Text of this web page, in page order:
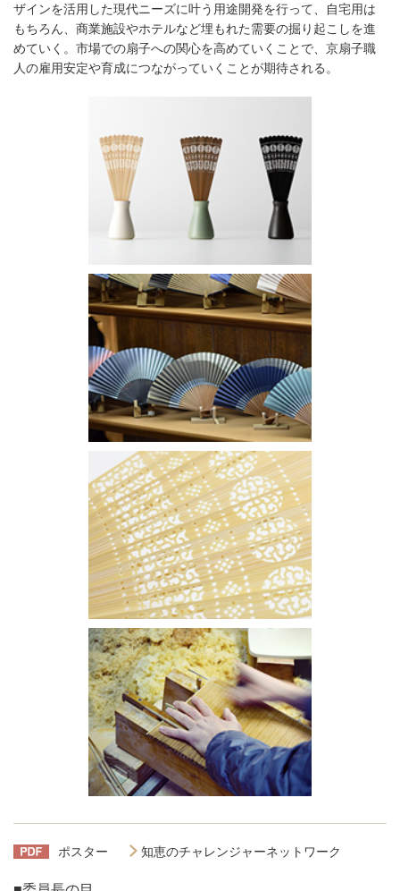
ザインを活用した現代ニーズに叶う用途開発を行って、自宅用は
もちろん、商業施設やホテルなど埋もれた需要の掘り起こしを進
めていく。市場での扇子への関心を高めていくことで、京扇子職
人の雇用安定や育成につながっていくことが期待される。
ポスター 知恵のチャレンジャーネットワーク